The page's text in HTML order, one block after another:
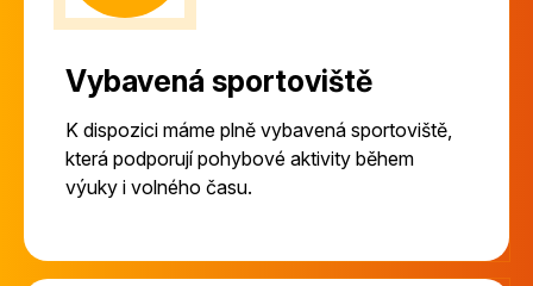
Vybavená sportoviště
K dispozici máme plně vybavená sportoviště,
která podporují pohybové aktivity během
výuky i volného času.